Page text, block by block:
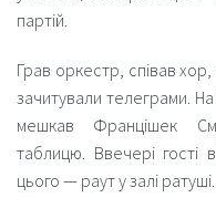
партій.
Грав оркестр, співав
зачитували телеграми.
мешкав Францішек
таблицю. Ввечері гості
цього — раут у залі ратуші.